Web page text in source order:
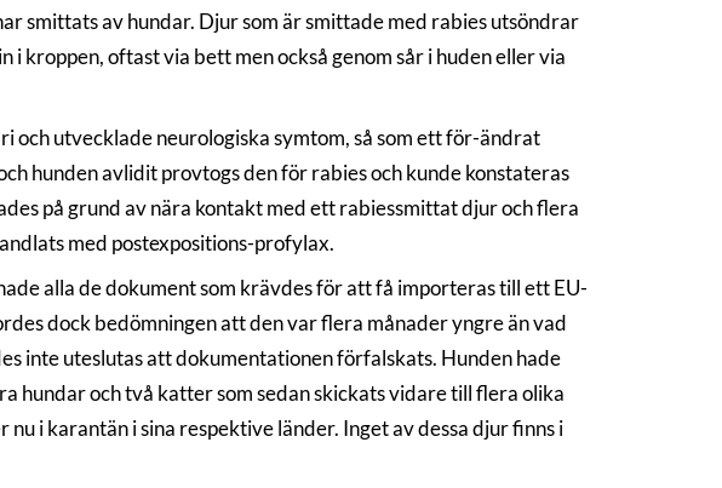
smittats av hundar. Djur som är smittade med rabies utsöndrar
i kroppen, oftast via bett men också genom sår i huden eller via
och utvecklade neurologiska symtom, så som ett för-ändrat
hunden avlidit provtogs den för rabies och kunde konstateras
på grund av nära kontakt med ett rabiessmittat djur och flera
med postexpositions-profylax.
alla de dokument som krävdes för att få importeras till ett EU-
dock bedömningen att den var flera månader yngre än vad
inte uteslutas att dokumentationen förfalskats. Hunden hade
hundar och två katter som sedan skickats vidare till flera olika
i karantän i sina respektive länder. Inget av dessa djur finns i